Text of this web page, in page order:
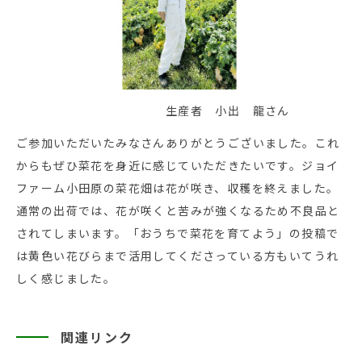
生産者 小出 龍さん
ご参加いただいたみなさんありがとうございました。これ
からもぜひ菜花を身近に感じていただきたいです。ジョイ
ファーム小田原の菜花畑は花が咲き、収穫を終えました。
通常の出荷では、花が咲くと苦みが強くなるため不良品と
されてしまいます。「おうちで菜花を育てよう」の投稿で
は黄色い花びらまで活用してくださっている方もいてうれ
しく感じました。
関連リンク